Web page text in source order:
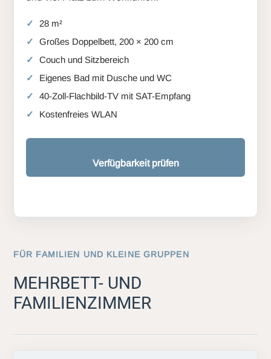
28 m²
Großes Doppelbett, 200 × 200 cm
Couch und Sitzbereich
Eigenes Bad mit Dusche und WC
40-Zoll-Flachbild-TV mit SAT-Empfang
Kostenfreies WLAN
Verfügbarkeit prüfen
FÜR FAMILIEN UND KLEINE GRUPPEN
MEHRBETT- UND
FAMILIENZIMMER